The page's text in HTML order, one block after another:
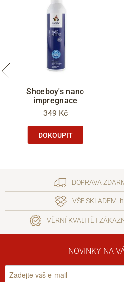
Shoeboy's nano
impregnace
349 Kč
DOKOUPIT
DOPRAVA
VŠE SKLADEM
VĚRNÍ KVALITĚ I
NOVINKY NA